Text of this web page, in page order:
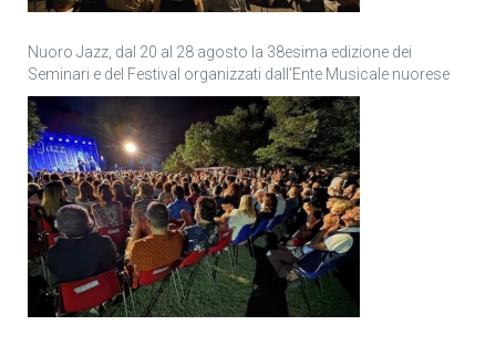
Nuoro Jazz, dal 20 al 28 agosto la 38esima edizione dei
Seminari e del Festival organizzati dall’Ente Musicale nuorese